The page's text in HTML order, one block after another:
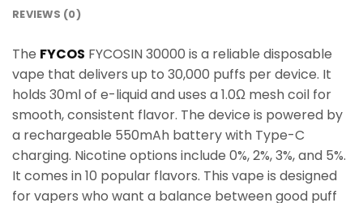
REVIEWS (0)
The FYCOS FYCOSIN 30000 is a reliable disposable
vape that delivers up to 30,000 puffs per device. It
holds 30ml of e-liquid and uses a 1.0Ω mesh coil for
smooth, consistent flavor. The device is powered by
a rechargeable 550mAh battery with Type-C
charging. Nicotine options include 0%, 2%, 3%, and 5%.
It comes in 10 popular flavors. This vape is designed
for vapers who want a balance between good puff